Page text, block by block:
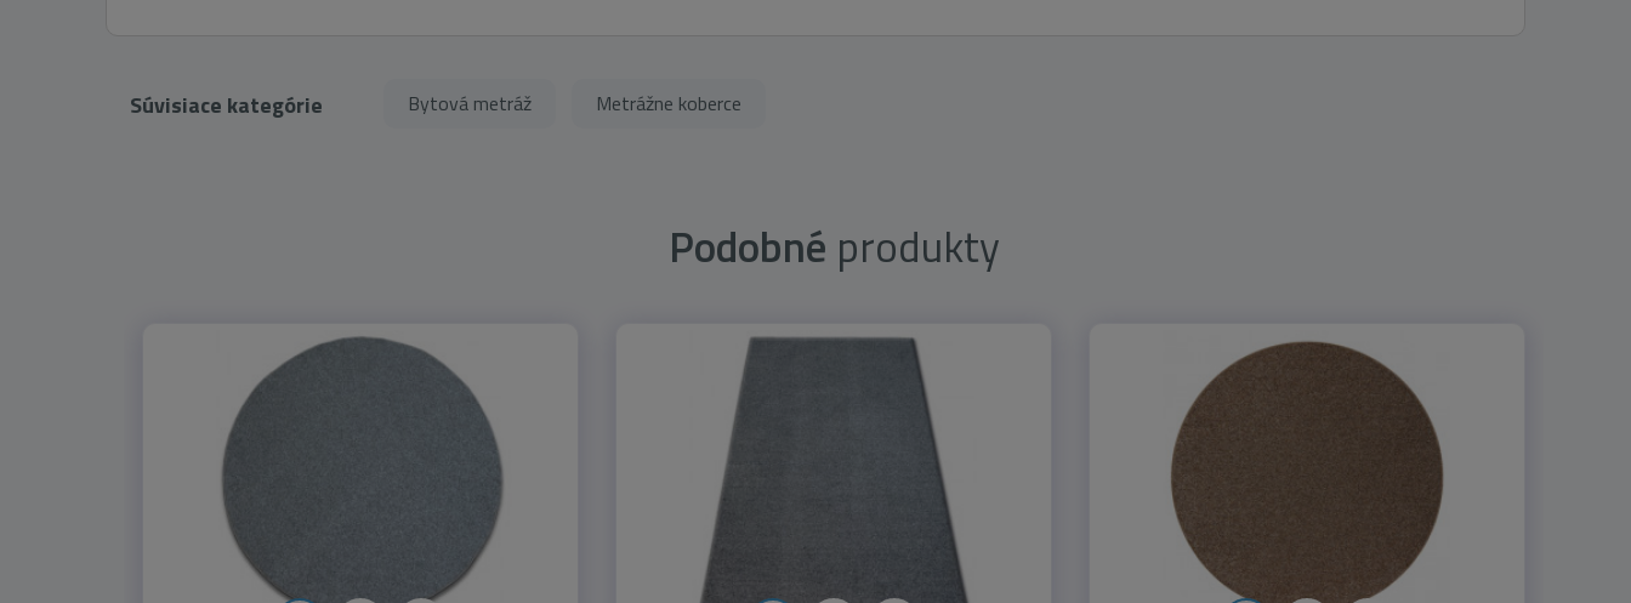
Súvisiace kategórie Bytová metráž Metrážne koberce
Podobné produkty